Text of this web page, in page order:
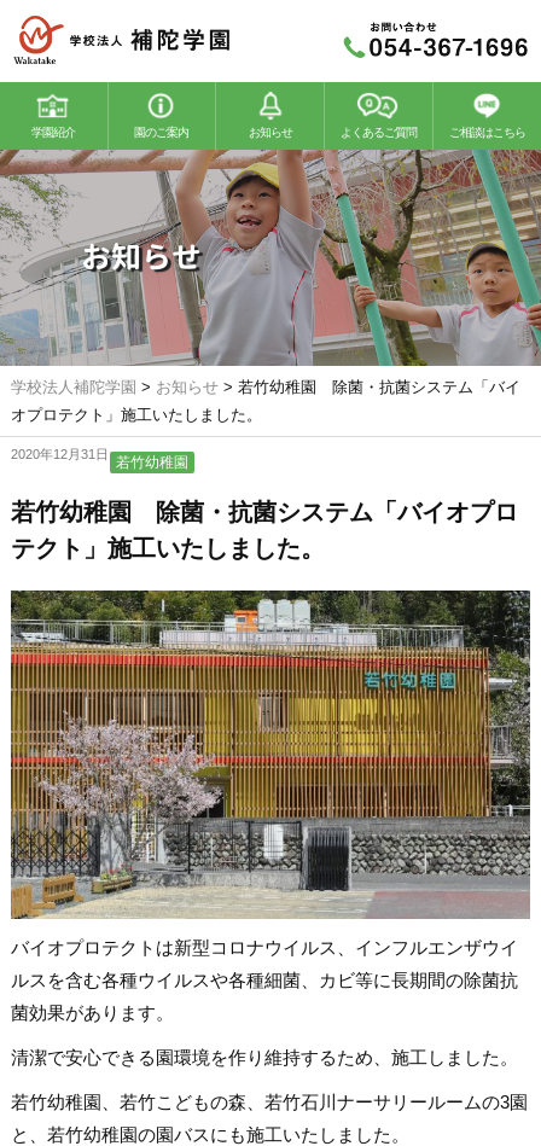
学園紹介 園のご案内
若竹幼稚園 若竹こどもの森
お知らせ よくあるご質問 ご相談はこちら
お知らせ
学校法人補陀学園 > お知らせ> 若竹幼稚園 除菌・抗菌システム「バイ
オプロテクト」施工いたしました。
2020年12月31日 若竹幼稚園
若竹幼稚園 除菌・抗菌システム「バイオプロ
テクト」施工いたしました。
バイオプロテクトは新型コロナウイルス、インフルエンザウイ
ルスを含む各種ウイルスや各種細菌、カビ等に長期間の除菌抗
菌効果があります。
清潔で安心できる園環境を作り維持するため、施工しました。
若竹幼稚園、若竹こどもの森、若竹石川ナーサリールームの3園
と、若竹幼稚園の園バスにも施工いたしました。